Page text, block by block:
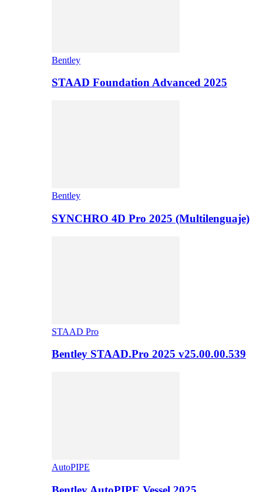
Bentley
STAAD Foundation Advanced 2025
Bentley
SYNCHRO 4D Pro 2025 (Multilenguaje)
STAAD Pro
Bentley STAAD.Pro 2025 v25.00.00.539
AutoPIPE